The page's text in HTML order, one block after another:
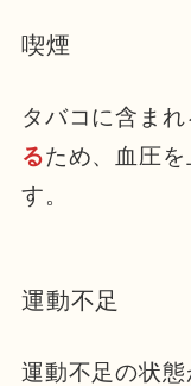
喫煙
タバコに含まれ
るため、血圧
す。
運動不足
運動不足の状態